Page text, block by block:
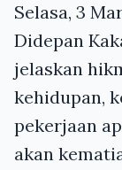
Selasa, 3
Didepan
jelaskan
kehidupan,
pekerjaan
akan